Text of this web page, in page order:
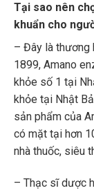
Tại sao nên
khuẩn cho
– Đây là thương
1899, Amano
khỏe số 1 tại
khỏe tại Nhật
sản phẩm của
có mặt tại hơn
nhà thuốc, siêu
– Thạc sĩ dược